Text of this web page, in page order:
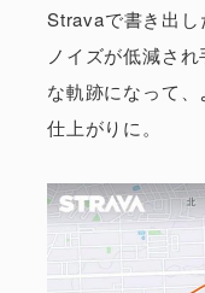
Stravaで書き出
ノイズが低減さ
な軌跡になって
仕上がりに。